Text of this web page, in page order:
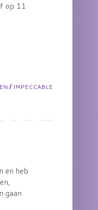
op 11
/ IMPECCABLE
en heb
gaan